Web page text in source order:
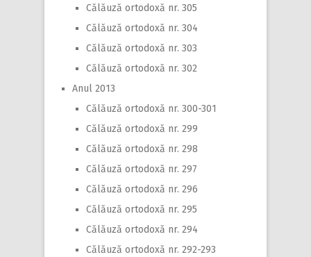
Călăuză ortodoxă nr. 305
Călăuză ortodoxă nr. 304
Călăuză ortodoxă nr. 303
Călăuză ortodoxă nr. 302
Anul 2013
Călăuză ortodoxă nr. 300-301
Călăuză ortodoxă nr. 299
Călăuză ortodoxă nr. 298
Călăuză ortodoxă nr. 297
Călăuză ortodoxă nr. 296
Călăuză ortodoxă nr. 295
Călăuză ortodoxă nr. 294
Călăuză ortodoxă nr. 292-293